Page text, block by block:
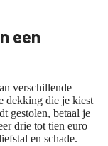
een
verschillende
dekking die je kiest
gestolen, betaal je
drie tot tien euro
en schade.